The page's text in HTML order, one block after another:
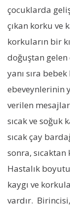
çocuklarda
çıkan korku ve
korkuların bir
doğuştan
yanı sıra
ebeveynlerinin
verilen
sıcak ve soğuk
sıcak çay
sonra,
Hastalık
kaygı ve
vardır.